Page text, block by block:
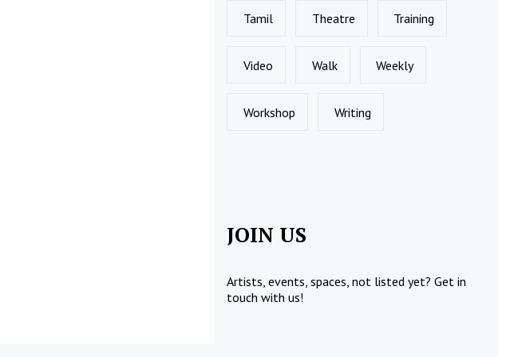
Tamil Theatre Training
Video Walk Weekly
Workshop Writing
JOIN US
Artists, events, spaces, not listed yet?Get in
touch with us!